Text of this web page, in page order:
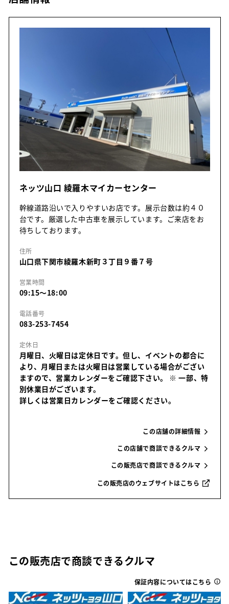
ネッツ山口 綾羅木マイカーセンター
幹線道路沿いで入りやすいお店です。展示台数は約４０
台です。厳選した中古車を展示しています。ご来店をお
待ちしております。
住所
山口県下関市綾羅木新町３丁目９番７号
営業時間
09:15～18:00
電話番号
083-253-7454
定休日
月曜日、火曜日は定休日です。但し、イベントの都合に
より、月曜日または火曜日は営業している場合がござい
ますので、営業カレンダーをご確認下さい。 ※ 一部、特
別休業日がございます。
詳しくは営業日カレンダーをご確認ください。
この店舗の詳細情報
この店舗で商談できるクルマ
この販売店で商談できるクルマ
この販売店のウェブサイトはこちら
この販売店で商談できるクルマ
保証内容についてはこちら